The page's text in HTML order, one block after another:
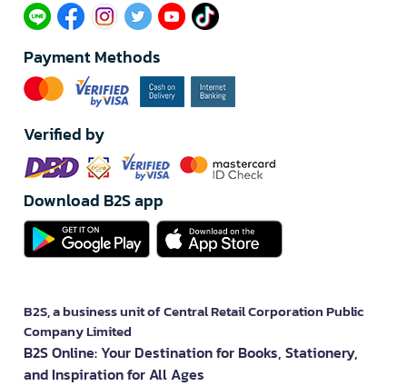
Payment Methods
Verified by
Download B2S app
B2S, a business unit of Central Retail Corporation Public
Company Limited
B2S Online: Your Destination for Books, Stationery,
and Inspiration for All Ages